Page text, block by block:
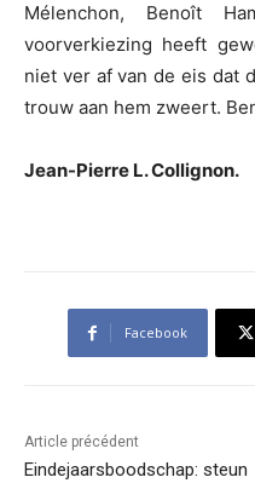
Mélenchon, Benoît
voorverkiezing heeft
niet ver af van de eis dat
trouw aan hem zweert.
Jean-Pierre L. Collignon.
Facebook
Article précédent
Eindejaarsboodschap: steun